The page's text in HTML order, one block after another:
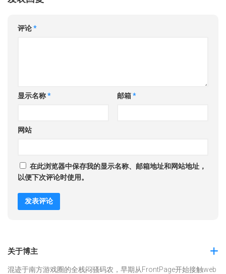
评论*
显示名称* 邮箱*
网站
在此浏览器中保存我的显示名称、邮箱地址和网站地址，
以便下次评论时使用。
关于博主
混迹于南方游戏圈的全栈闷骚码农，早期从FrontPage开始接触web